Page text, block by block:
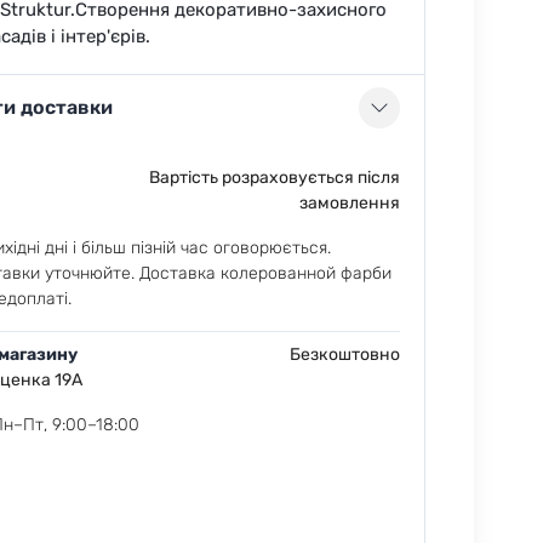
декоративно-захисного
і інтер'єрів.
доставки
Вартість розраховується після
замовлення
дні і більш пізній час оговорюється.
уточнюйте. Доставка колерованной фарби
19А
Безкоштовно
9:00–18:00